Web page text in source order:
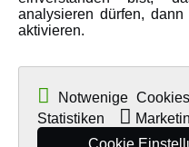
Werden Sie Amewi
Amewi B2B-Shop
analysieren dürfen,
aktivieren.
Notwenige
Statistiken
Cookie